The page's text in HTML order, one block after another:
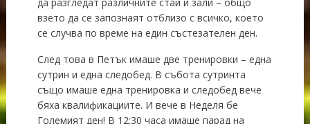
взето да се запознаят отблизо с всичко, което
се случва по време на един състезателен ден.
След това в Петък имаше две тренировки – една
сутрин и една следобед. В събота сутринта
също имаше една тренировка и следобед вече
бяха квалификациите. И вече в Неделя бе
Големият ден! В 12:30 часа имаше парад на